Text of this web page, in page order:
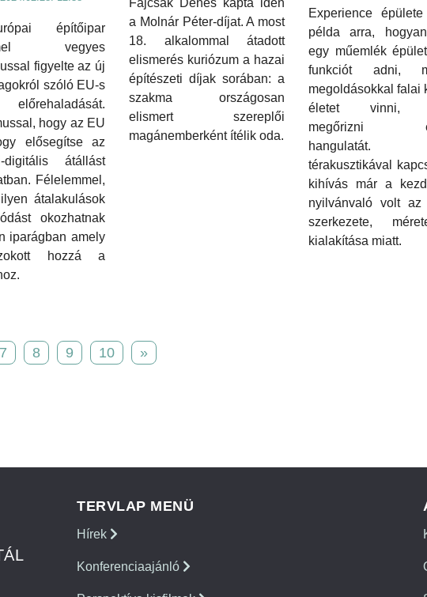
építőipar
vegyes
figyelte az új
szóló EU-s
előrehaladását.
hogy az EU
elősegítse az
digitális átállást
Félelemmel,
átalakulások
okozhatnak
iparágban amely
hozzá a
a Molnár Péter-díjat. A most
18. alkalommal átadott
elismerés kuriózum a hazai
építészeti díjak sorában: a
szakma országosan
elismert szereplői
magánemberként ítélik oda.
Experience
példa arra,
egy műemlék
funkciót adni,
megoldásokkal falai
életet vinni,
megőrizni
térakusztikával
kihívás már a
nyilvánvaló volt az
szerkezete,
kialakítása miatt.
7 8 9 10 »
TERVLAP MENÜ
Hírek
Konferenciaajánló